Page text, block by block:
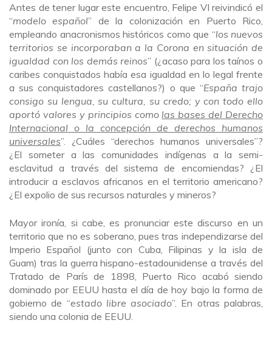
Antes de tener lugar este encuentro, Felipe VI reivindicó el
“modelo español” de la colonización en Puerto Rico,
empleando anacronismos históricos como que “los nuevos
territorios se incorporaban a la Corona en situación de
igualdad con los demás reinos” (¿acaso para los taínos o
caribes conquistados había esa igualdad en lo legal frente
a sus conquistadores castellanos?) o que “España trajo
consigo su lengua, su cultura, su credo; y con todo ello
aportó valores y principios como las bases del Derecho
Internacional o la concepción de derechos humanos
universales”. ¿Cuáles “derechos humanos universales”?
¿El someter a las comunidades indígenas a la semi-
esclavitud a través del sistema de encomiendas? ¿El
introducir a esclavos africanos en el territorio americano?
¿El expolio de sus recursos naturales y mineros?
Mayor ironía, si cabe, es pronunciar este discurso en un
territorio que no es soberano, pues tras independizarse del
Imperio Español (junto con Cuba, Filipinas y la isla de
Guam) tras la guerra hispano-estadounidense a través del
Tratado de París de 1898, Puerto Rico acabó siendo
dominado por EEUU hasta el día de hoy bajo la forma de
gobierno de “estado libre asociado”. En otras palabras,
siendo una colonia de EEUU.